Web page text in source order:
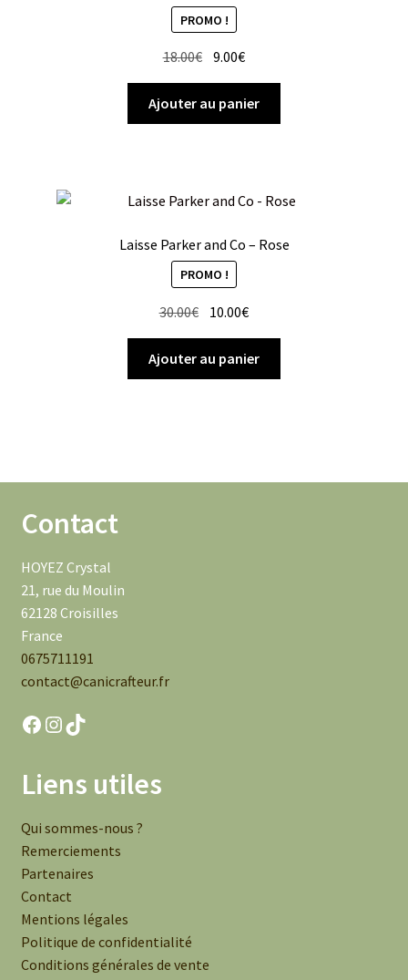
PROMO !
18.00€ Le
prix
initial
était :
9.00€Le
prix
actuel
est :
Ajouter au panier
Laisse Parker and Co – Rose
PROMO !
30.00€ Le
initial
était :
10.00€Le
actuel
est :
Ajouter au panier
Contact
HOYEZ Crystal
21, rue du Moulin
62128 Croisilles
France
0675711191
contact@canicrafteur.fr
Facebook
Instagram
TikTok
Liens utiles
Qui sommes-nous ?
Remerciements
Partenaires
Contact
Mentions légales
Politique de confidentialité
Conditions générales de vente